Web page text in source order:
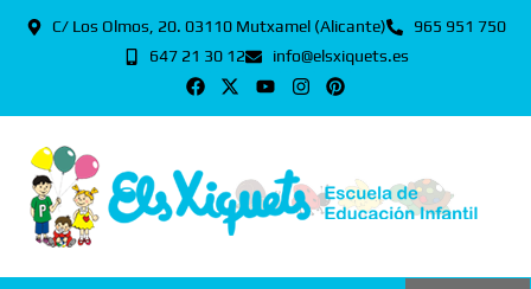
C/ Los Olmos, 20. 03110 Mutxamel (Alicante)
965 951 750
647 21 30 12
info@elsxiquets.es